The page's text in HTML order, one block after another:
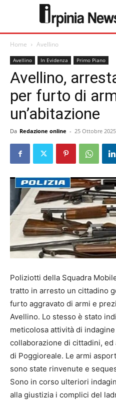
Home Avellino
Avellino In Evidenza Primo Piano
Avellino,
per furto di
un’abitazione
Da Redazione online - 25 Ottobre 2025
Poliziotti della Squadra
tratto in arresto un cittadino
furto aggravato di armi e
Avellino. Lo stesso è stato
meticolosa attività di
collaborazione di cittadini,
di Poggioreale. Le armi
sono state rinvenute e
Sono in corso ulteriori
alla giustizia i complici del